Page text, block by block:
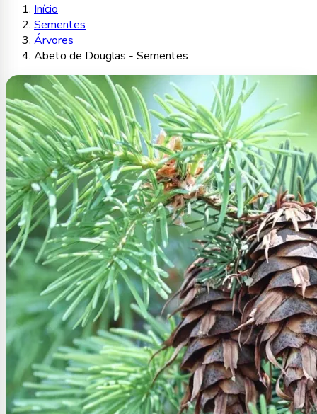
Início
Sementes
Árvores
Abeto de Douglas - Sementes